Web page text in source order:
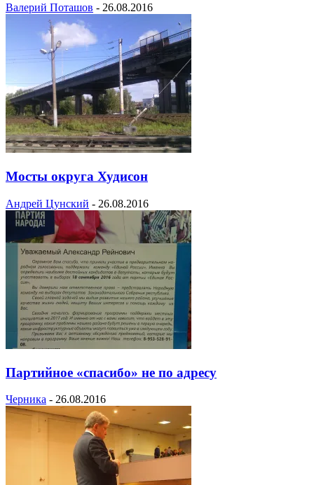
Валерий Поташов - 26.08.2016
Мосты округа Худисон
Андрей Цунский - 26.08.2016
Партийное «спасибо» не по адресу
Черника - 26.08.2016